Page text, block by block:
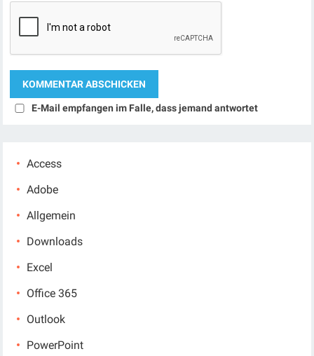
E-Mail empfangen im Falle, dass jemand antwortet
Access
Adobe
Allgemein
Downloads
Excel
Office 365
Outlook
PowerPoint